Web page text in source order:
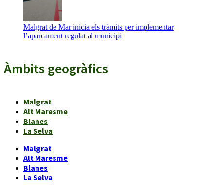
Malgrat de Mar inicia els tràmits per implementar
l’aparcament regulat al municipi
Àmbits geogràfics
Malgrat
Alt Maresme
Blanes
La Selva
Malgrat
Alt Maresme
Blanes
La Selva